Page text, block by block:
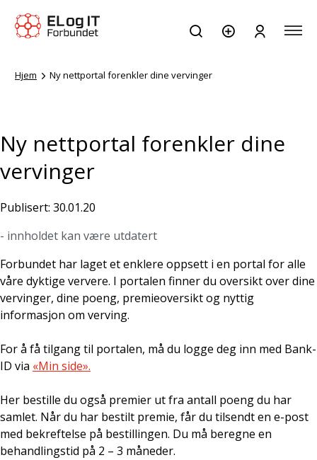
Hjem Ny nettportal forenkler dine vervinger
Ny nettportal forenkler dine
vervinger
Publisert: 30.01.20
- innholdet kan være utdatert
Forbundet har laget et enklere oppsett i en portal for alle
våre dyktige ververe. I portalen finner du oversikt over dine
vervinger, dine poeng, premieoversikt og nyttig
informasjon om verving.
For å få tilgang til portalen, må du logge deg inn med Bank-
ID via «Min side».
Her bestille du også premier ut fra antall poeng du har
samlet. Når du har bestilt premie, får du tilsendt en e-post
med bekreftelse på bestillingen. Du må beregne en
behandlingstid på 2 – 3 måneder.